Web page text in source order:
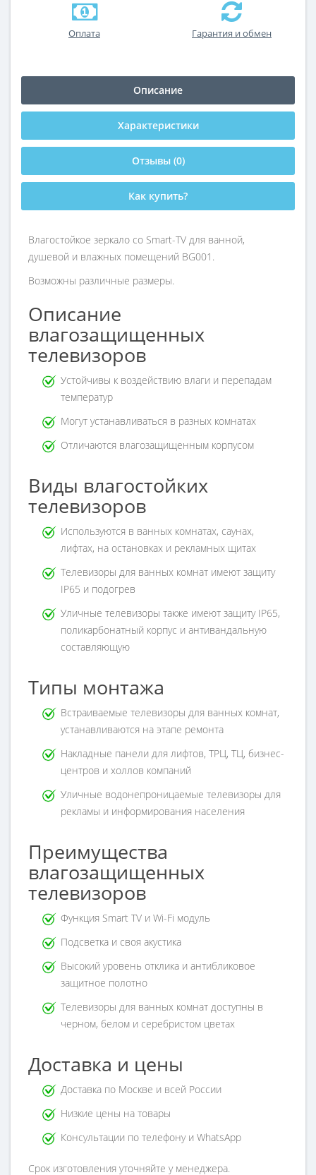
Оплата Гарантия и обмен
Описание
Характеристики
Отзывы (0)
Как купить?
Влагостойкое зеркало со Smart-TV для ванной,
душевой и влажных помещений BG001.
Возможны различные размеры.
Описание
влагозащищенных
телевизоров
Устойчивы к воздействию влаги и перепадам
температур
Могут устанавливаться в разных комнатах
Отличаются влагозащищенным корпусом
Виды влагостойких
телевизоров
Используются в ванных комнатах, саунах,
лифтах, на остановках и рекламных щитах
Телевизоры для ванных комнат имеют защиту
IP65 и подогрев
Уличные телевизоры также имеют защиту IP65,
поликарбонатный корпус и антивандальную
составляющую
Типы монтажа
Встраиваемые телевизоры для ванных комнат,
устанавливаются на этапе ремонта
Накладные панели для лифтов, ТРЦ, ТЦ, бизнес-
центров и холлов компаний
Уличные водонепроницаемые телевизоры для
рекламы и информирования населения
Преимущества
влагозащищенных
телевизоров
Функция Smart TV и Wi-Fi модуль
Подсветка и своя акустика
Высокий уровень отклика и антибликовое
защитное полотно
Телевизоры для ванных комнат доступны в
черном, белом и серебристом цветах
Доставка и цены
Доставка по Москве и всей России
Низкие цены на товары
Консультации по телефону и WhatsApp
Cрок изготовления уточняйте у менеджера.